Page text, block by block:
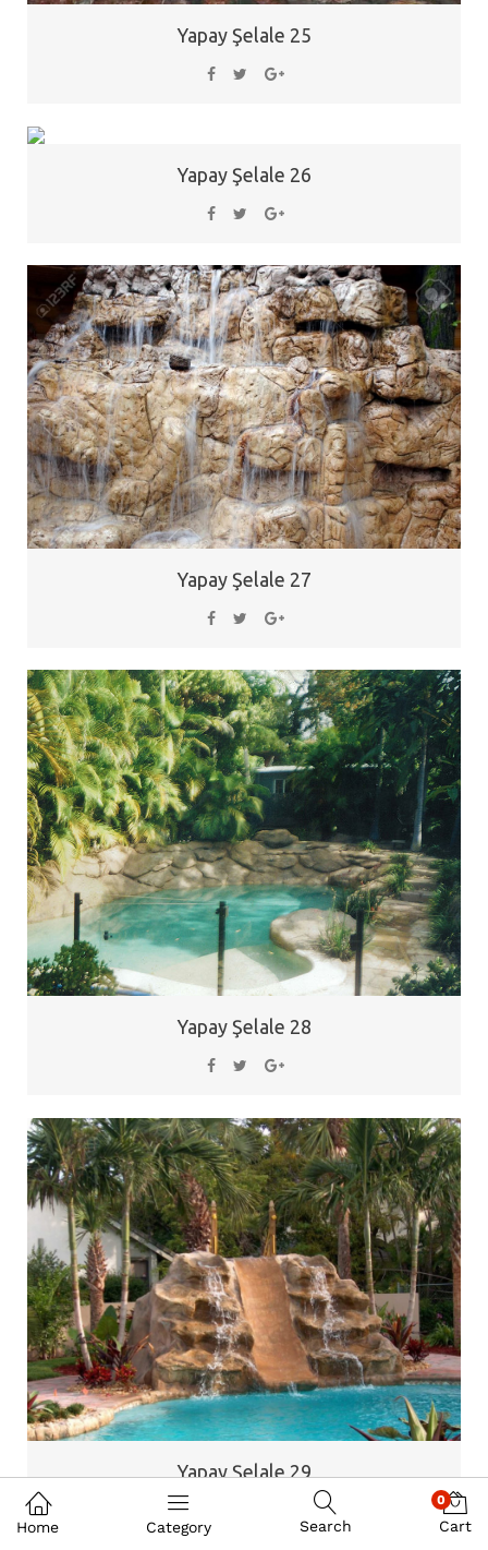
Yapay Şelale 25
Yapay Şelale 26
Yapay Şelale 27
Yapay Şelale 28
Yapay Şelale 29
Home Category Search
0
Cart